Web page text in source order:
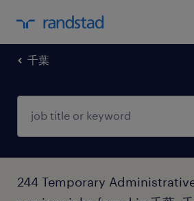
千葉
244 Temporary